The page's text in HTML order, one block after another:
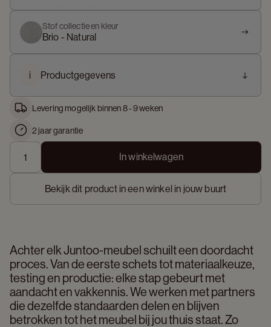
Stof collectie en kleur
Brio - Natural
i Productgegevens
Levering mogelijk binnen 8 - 9 weken
2 jaar garantie
In winkelwagen
Bekijk dit product in een winkel in jouw buurt
Achter elk Juntoo-meubel schuilt een doordacht
proces. Van de eerste schets tot materiaalkeuze,
testing en productie: elke stap gebeurt met
aandacht en vakkennis. We werken met partners
die dezelfde standaarden delen en blijven
betrokken tot het meubel bij jou thuis staat. Zo